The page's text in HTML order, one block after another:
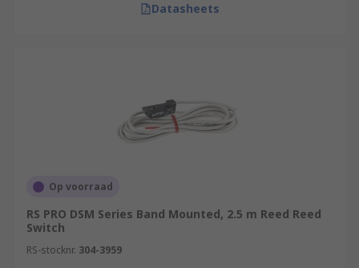
Datasheets
Op voorraad
RS PRO DSM Series Band Mounted, 2.5 m Reed Reed
Switch
RS-stocknr. 304-3959